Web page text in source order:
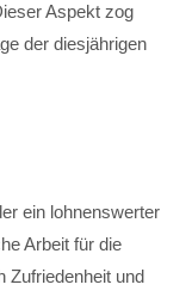
Aspekt zog
der diesjährigen
ein lohnenswerter
Arbeit für die
Zufriedenheit und